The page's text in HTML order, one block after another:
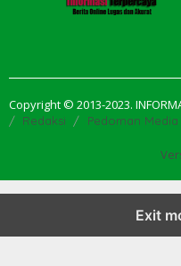
Copyright © 2013-2023.
Redaksi Pedoman Media
Exit